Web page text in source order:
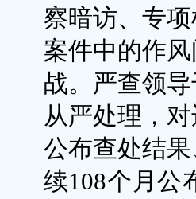
察暗访、专
案件中的作
战。严查领
从严处理，
公布查处结
续108个月公